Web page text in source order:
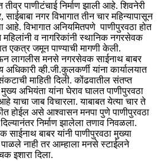
तीव्र पाणीटंचाई निर्माण झाली आहे. शिवनेरी
नगर विभागात तीन चार महिन्यापासून
आहे. विभागात अनियमितपणे पाणीपुरवठा होत
व नागरिकांनी स्थानिक नगरसेवक
एकत्र जमून पाण्याची मागणी केली.
लागलीस मनसे नगरसेवक साईनाथ बाबर
अधिकारी व्ही.जी.कुलकर्णी यांना कार्यालयात
माहिती दिली. कोंढवातील संतप्त
मुख्य अभियंता यांना घेराव घालत पाणीपुरवठा
याचा जाब विचारला. याबाबत येत्या चार ते
होईल असे आश्वासन मनपा पुणे पाणीपुरवठा
निर्माण झालेला तणाव निवळला.
बाबर यांनी पाणीपुरवठा मुख्या
नाही तर आम्हाला मनसे स्टाईलने
इशारा दिला.